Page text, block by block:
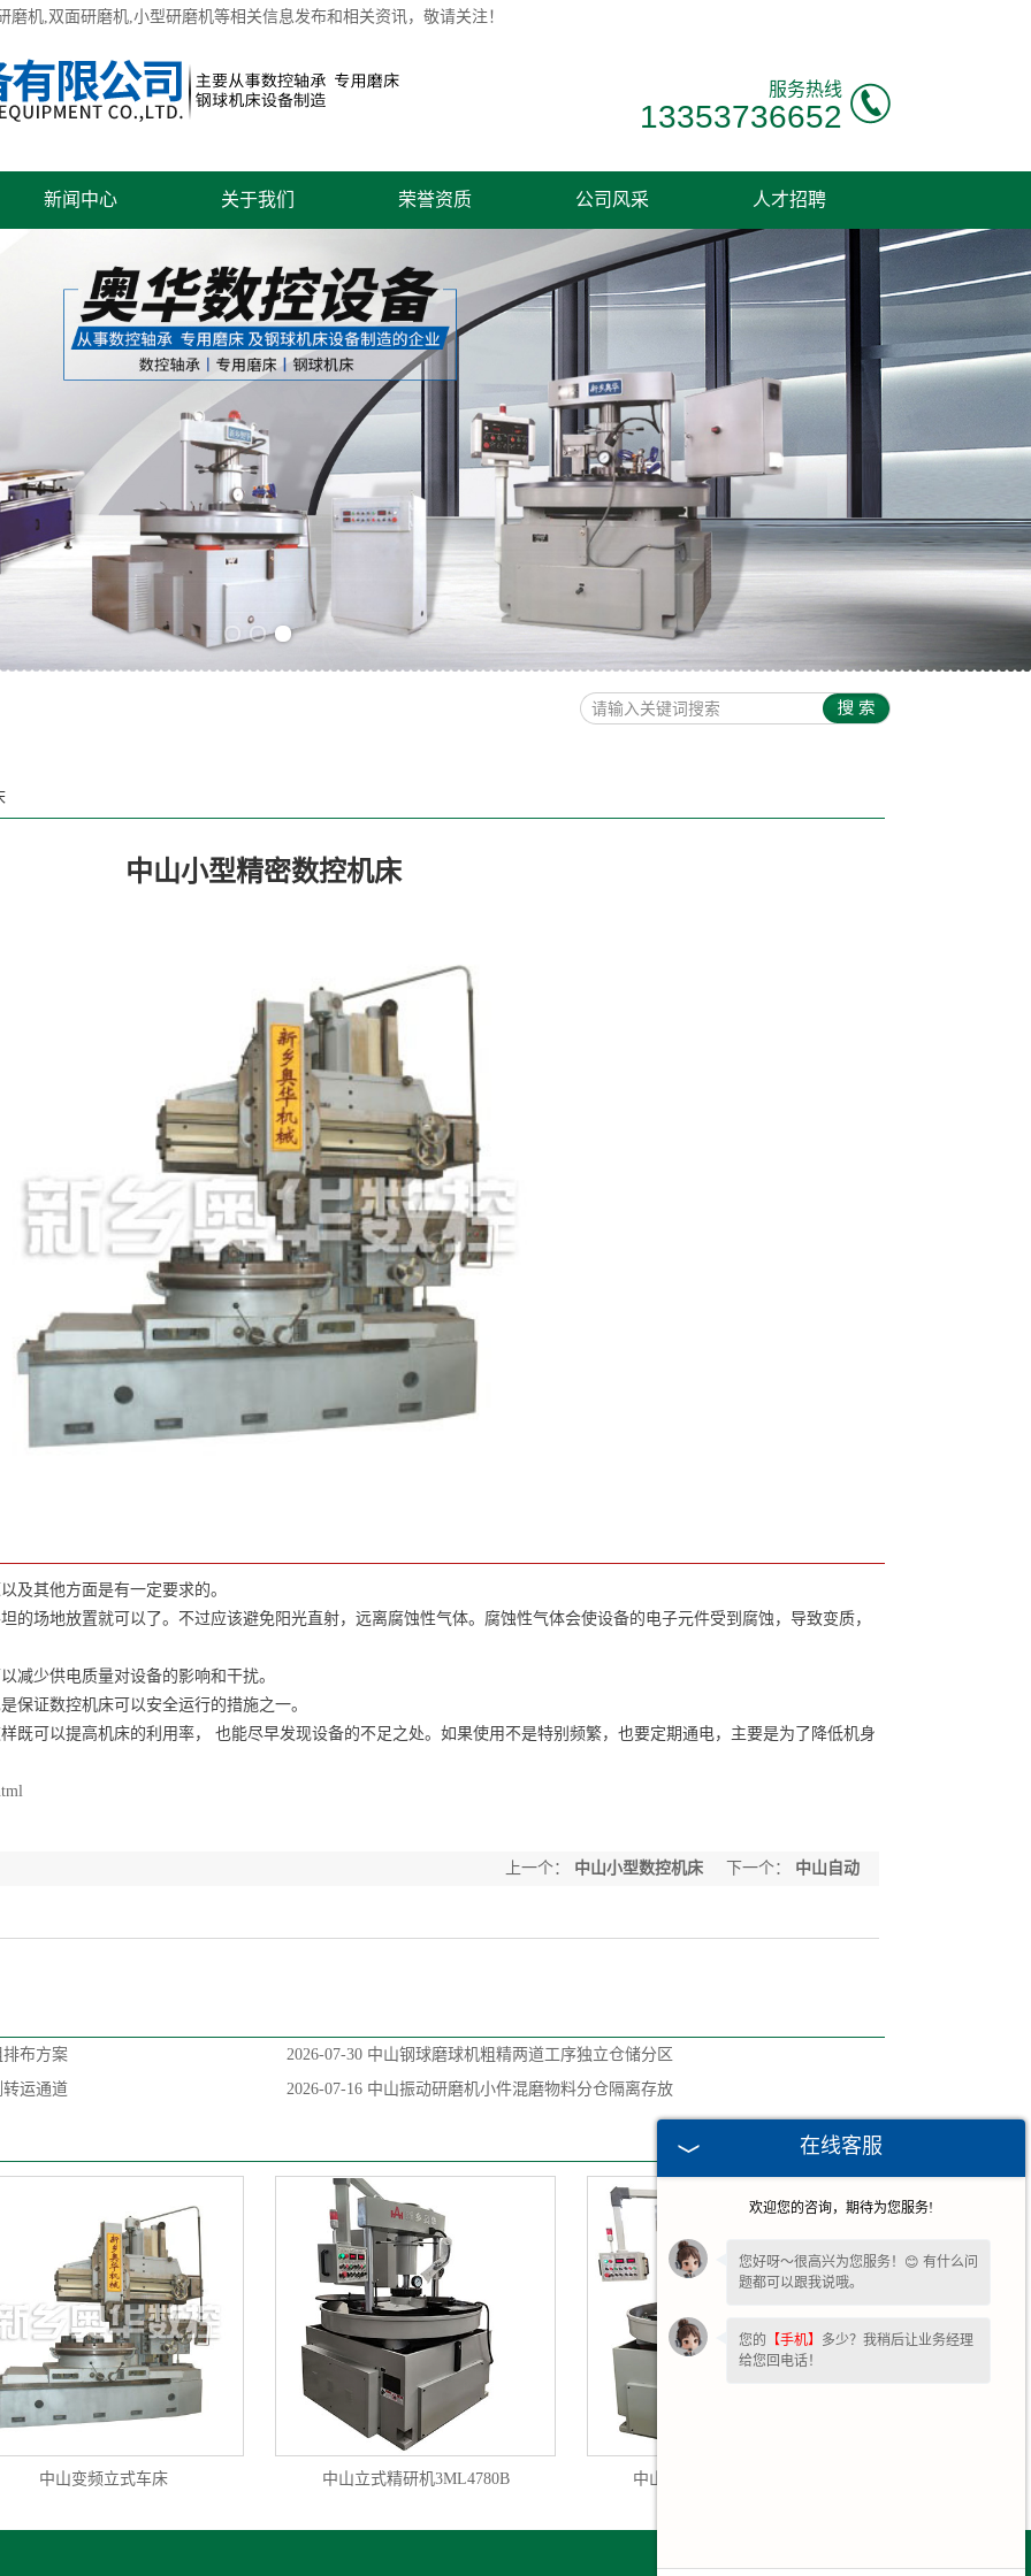
磨机,双面研磨机,小型研磨机等相关信息发布和相关资讯，敬请关注！
服务热线
13353736652
新闻中心 关于我们 荣誉资质 公司风采 人才招聘
中山小型精密数控机床
及其他方面是有一定要求的。
地放置就可以了。不过应该避免阳光直射，远离腐蚀性气体。腐蚀性气体会使设备的电子元件受到腐蚀，导致变质，
少供电质量对设备的影响和干扰。
证数控机床可以安全运行的措施之一。
可以提高机床的利用率，
也能尽早发现设备的不足之处。如果使用不是特别频繁，也要定期通电，主要是为了降低机身
上一个： 中山小型数控机床 下一个：
中山自动
布方案 2026-07-30 中山钢球磨球机粗精两道工序独立仓储分区
运通道
2026-07-16 中山振动研磨机小件混磨物料分仓隔离存放
中山变频立式车床 中山立式精研机3ML4780B 中山立式精研机3ML4780D
在线客服
欢迎您的咨询，期待为您服务!
您好呀～很高兴为您服务！😊 有什么问
题都可以跟我说哦。
您的 【手机】 多少？我稍后让业务经理
给您回电话！